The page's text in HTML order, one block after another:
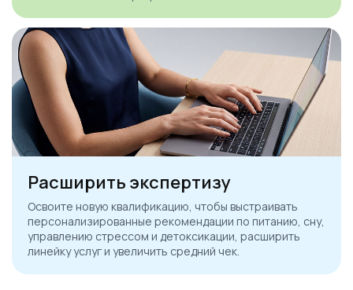
Расширить экспертизу
Освоите новую квалификацию, чтобы выстраивать
персонализированные рекомендации по питанию, сну,
управлению стрессом и детоксикации, расширить
линейку услуг и увеличить средний чек.